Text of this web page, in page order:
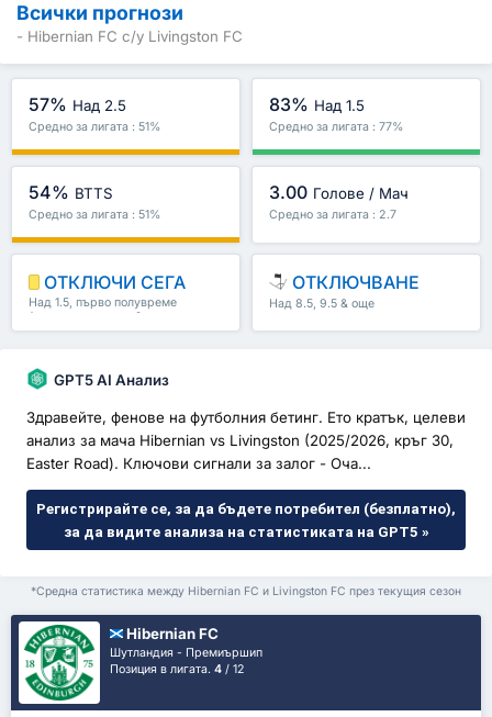
Всички прогнози
- Hibernian FC с/у Livingston FC
57% Над 2.5
Средно за лигата : 51%
83% Над 1.5
Средно за лигата : 77%
54% BTTS
Средно за лигата : 51%
3.00 Голове / Мач
Средно за лигата : 2.7
ОТКЛЮЧИ СЕГА
Над 1.5, първо полувреме
/второ полувреме & още
ОТКЛЮЧВАНЕ
Над 8.5, 9.5 & още
GPT5 AI Анализ
Здравейте, фенове на футболния бетинг. Ето кратък, целеви
анализ за мача Hibernian vs Livingston (2025/2026, кръг 30,
Easter Road). Ключови сигнали за залог - Оча...
Регистрирайте се, за да бъдете потребител (безплатно),
за да видите анализа на статистиката на GPT5 »
*Средна статистика между Hibernian FC и Livingston FC през текущия сезон
Hibernian FC
Шутландия - Премиършип
Позиция в лигата.4 / 12